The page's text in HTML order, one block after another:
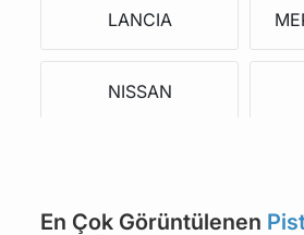
LANCIA
NISSAN
En Çok Görüntülenen